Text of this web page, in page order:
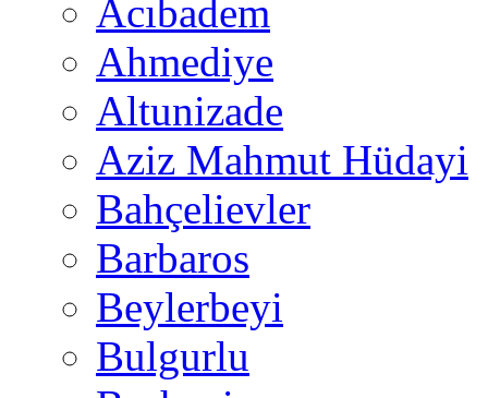
Acıbadem
Ahmediye
Altunizade
Aziz Mahmut Hüdayi
Bahçelievler
Barbaros
Beylerbeyi
Bulgurlu